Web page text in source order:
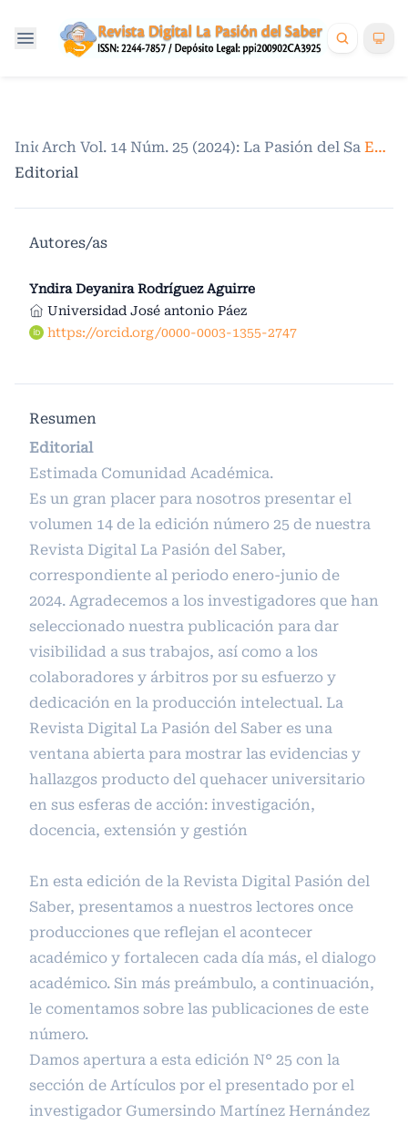
Inicio /
Archivos /
Vol. 14 Núm. 25 (2024): La Pasión del Saber.
Editorial
Editorial
Autores/as
Yndira Deyanira Rodríguez Aguirre
Universidad José antonio Páez
https://orcid.org/0000-0003-1355-2747
Resumen
Editorial
Estimada Comunidad Académica.
Es un gran placer para nosotros presentar el
volumen 14 de la edición número 25 de nuestra
Revista Digital La Pasión del Saber,
correspondiente al periodo enero-junio de
2024. Agradecemos a los investigadores que han
seleccionado nuestra publicación para dar
visibilidad a sus trabajos, así como a los
colaboradores y árbitros por su esfuerzo y
dedicación en la producción intelectual. La
Revista Digital La Pasión del Saber es una
ventana abierta para mostrar las evidencias y
hallazgos producto del quehacer universitario
en sus esferas de acción: investigación,
docencia, extensión y gestión
En esta edición de la Revista Digital Pasión del
Saber, presentamos a nuestros lectores once
producciones que reflejan el acontecer
académico y fortalecen cada día más, el dialogo
académico. Sin más preámbulo, a continuación,
le comentamos sobre las publicaciones de este
número.
Damos apertura a esta edición N° 25 con la
sección de Artículos por el presentado por el
investigador Gumersindo Martínez Hernández